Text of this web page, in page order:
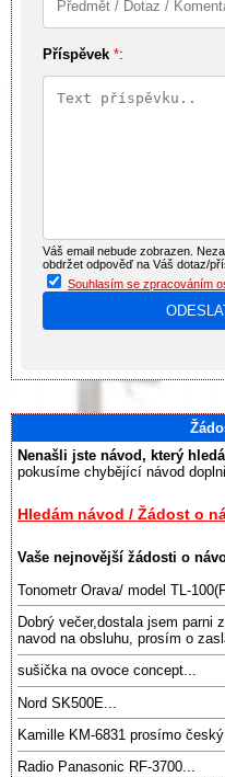
Příspěvek *:
Váš email nebude zobrazen.
obdržet odpověď na Váš dotaz/
Souhlasím se zpracováním
Nenašli jste návod, který
pokusíme chybějící návod
Hledám návod / Žádost o
Vaše nejnovější žádosti o
Tonometr Orava/ model TL-
Dobrý večer,dostala jsem parni
navod na obsluhu, prosím o
sušička na ovoce concept...
Nord SK500E...
Kamille KM-6831 prosímo
Radio Panasonic RF-3700...